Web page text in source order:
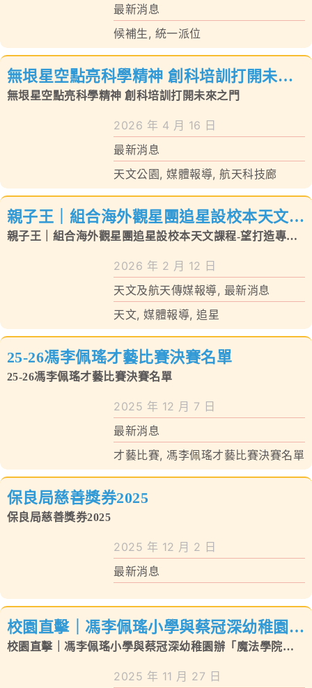
最新消息
候補生, 統一派位
無垠星空點亮科學精神 創科培訓打開未來
之門
無垠星空點亮科學精神 創科培訓打開未來之門
2026 年 4 月 16 日
最新消息
天文公園,媒體報導,航天科技廊
親子王｜組合海外觀星團追星設校本天文課
程-望打造專業級天文公園
親子王｜組合海外觀星團追星設校本天文課程-望打造專業
2026 年 2 月 12 日
天文及航天傳媒報導, 最新消息
天文,媒體報導,追星
25-26馮李佩瑤才藝比賽決賽名單
25-26馮李佩瑤才藝比賽決賽名單
2025 年 12 月 7 日
最新消息
才藝比賽,馮李佩瑤才藝比賽決賽名單
保良局慈善獎券2025
保良局慈善獎券2025
2025 年 12 月 2 日
最新消息
校園直擊｜馮李佩瑤小學與蔡冠深幼稚園辦
「魔法學院」逾百師生變身魔法師百草園上
校園直擊｜馮李佩瑤小學與蔡冠深幼稚園辦「魔法學院」
2025 年 11 月 27 日